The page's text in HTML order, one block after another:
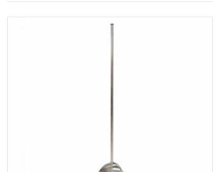
sie nur wenig Stellfläche und sorgen gleichzeitig für einen schnellen Zugriff